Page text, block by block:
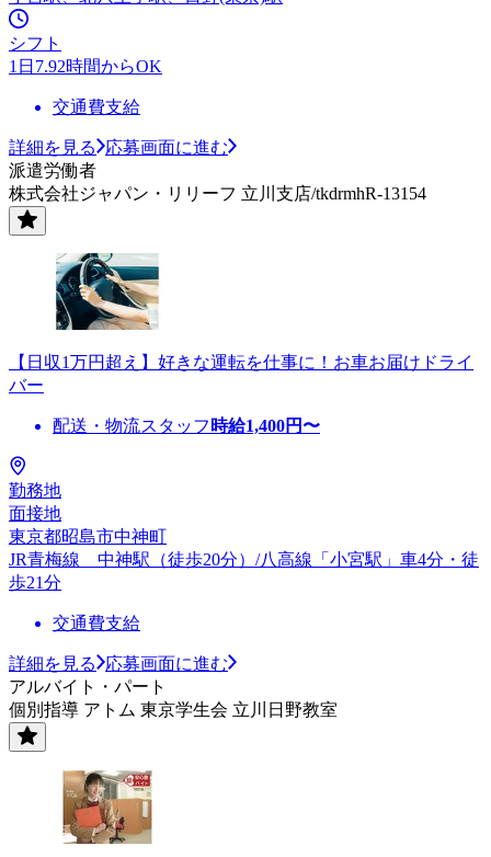
シフト
1日7.92時間からOK
交通費支給
詳細を見る
応募画面に進む
派遣労働者
株式会社ジャパン・リリーフ 立川支店/tkdrmhR-13154
【日収1万円超え】好きな運転を仕事に！お車お届けドライ
バー
配送・物流スタッフ 時給1,400円〜
勤務地
面接地
東京都昭島市中神町
JR青梅線 中神駅（徒歩20分）/八高線「小宮駅」車4分・徒
歩21分
交通費支給
詳細を見る
応募画面に進む
アルバイト・パート
個別指導 アトム 東京学生会 立川日野教室